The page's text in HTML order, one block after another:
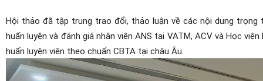
Hội thảo đã tập trung trao đổi, thảo luận về các nội dung trọng
huấn luyện và đánh giá nhân viên ANS tại VATM, ACV và Học
huấn luyện viên theo chuẩn CBTA tại châu Âu.